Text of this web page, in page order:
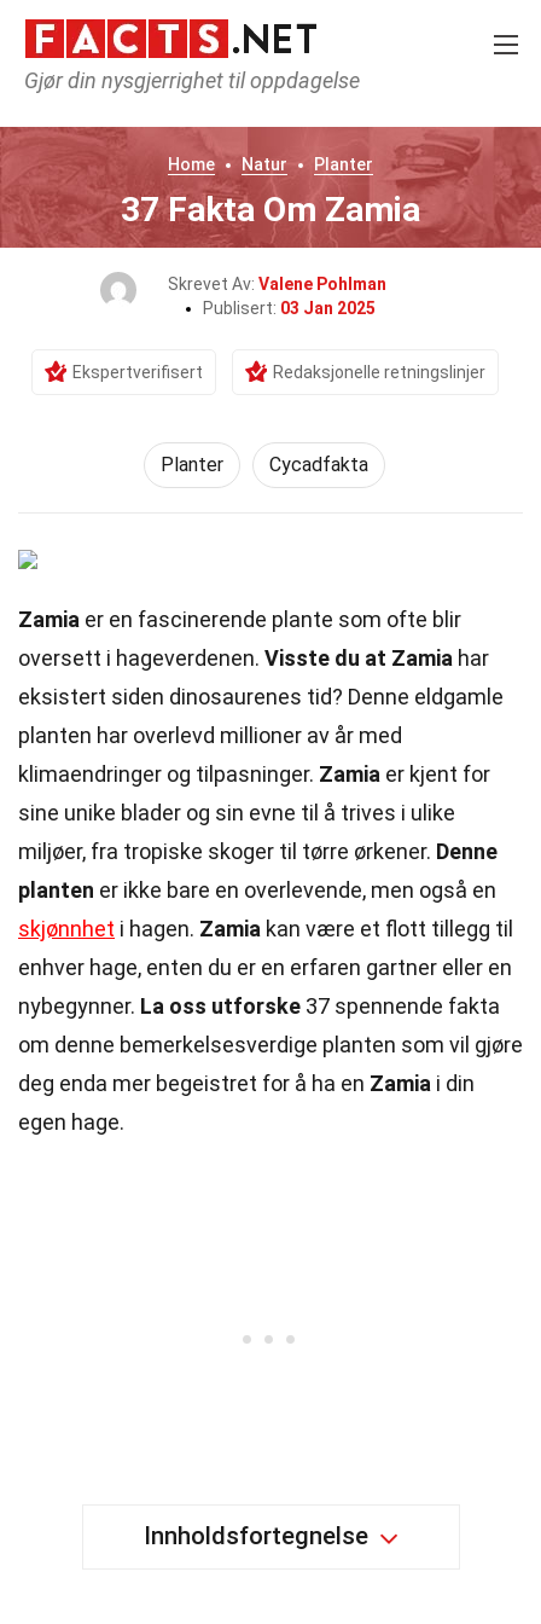
Gjør din nysgjerrighet til oppdagelse
Home Natur Planter
37 Fakta Om Zamia
Skrevet Av: Valene Pohlman
Publisert: 03 Jan 2025
Ekspertverifisert Redaksjonelle retningslinjer
Planter Cycadfakta
Zamia er en fascinerende plante som ofte blir
oversett i hageverdenen. Visste du at Zamia har
eksistert siden dinosaurenes tid? Denne eldgamle
planten har overlevd millioner av år med
klimaendringer og tilpasninger. Zamia er kjent for
sine unike blader og sin evne til å trives i ulike
miljøer, fra tropiske skoger til tørre ørkener. Denne
planten er ikke bare en overlevende, men også en
skjønnhet i hagen. Zamia kan være et flott tillegg til
enhver hage, enten du er en erfaren gartner eller en
nybegynner. La oss utforske 37 spennende fakta
om denne bemerkelsesverdige planten som vil gjøre
deg enda mer begeistret for å ha en Zamia i din
egen hage.
Innholdsfortegnelse